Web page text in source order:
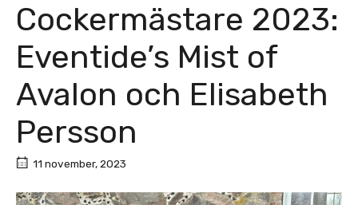
Cockermästare 2023:
Eventide’s Mist of
Avalon och Elisabeth
Persson
11 november, 2023